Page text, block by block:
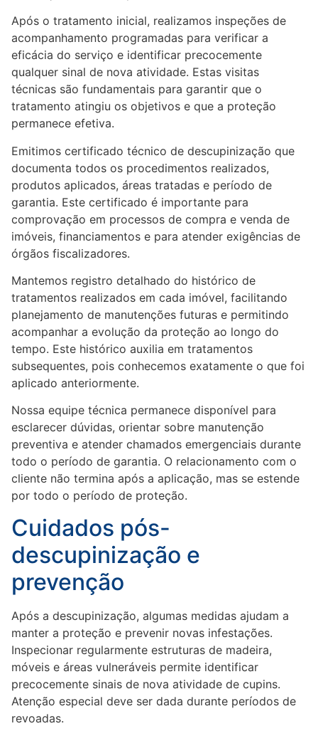
Após o tratamento inicial, realizamos inspeções de
acompanhamento programadas para verificar a
eficácia do serviço e identificar precocemente
qualquer sinal de nova atividade. Estas visitas
técnicas são fundamentais para garantir que o
tratamento atingiu os objetivos e que a proteção
permanece efetiva.
Emitimos certificado técnico de descupinização que
documenta todos os procedimentos realizados,
produtos aplicados, áreas tratadas e período de
garantia. Este certificado é importante para
comprovação em processos de compra e venda de
imóveis, financiamentos e para atender exigências de
órgãos fiscalizadores.
Mantemos registro detalhado do histórico de
tratamentos realizados em cada imóvel, facilitando
planejamento de manutenções futuras e permitindo
acompanhar a evolução da proteção ao longo do
tempo. Este histórico auxilia em tratamentos
subsequentes, pois conhecemos exatamente o que foi
aplicado anteriormente.
Nossa equipe técnica permanece disponível para
esclarecer dúvidas, orientar sobre manutenção
preventiva e atender chamados emergenciais durante
todo o período de garantia. O relacionamento com o
cliente não termina após a aplicação, mas se estende
por todo o período de proteção.
Cuidados pós-
descupinização e
prevenção
Após a descupinização, algumas medidas ajudam a
manter a proteção e prevenir novas infestações.
Inspecionar regularmente estruturas de madeira,
móveis e áreas vulneráveis permite identificar
precocemente sinais de nova atividade de cupins.
Atenção especial deve ser dada durante períodos de
revoadas.